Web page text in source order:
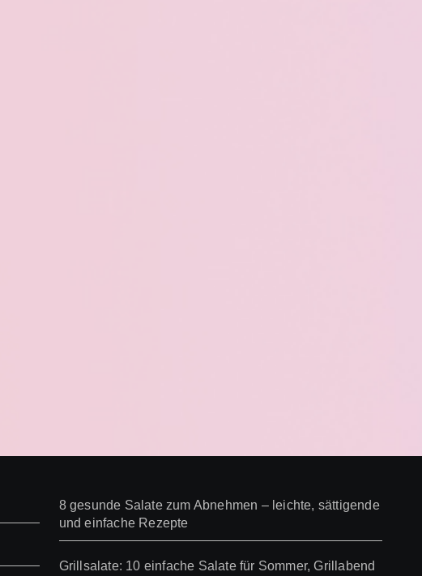
8 gesunde Salate zum Abnehmen – leichte, sättigende
und einfache Rezepte
Grillsalate: 10 einfache Salate für Sommer, Grillabend